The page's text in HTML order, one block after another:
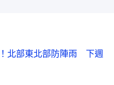
北部東北部防陣雨　下週